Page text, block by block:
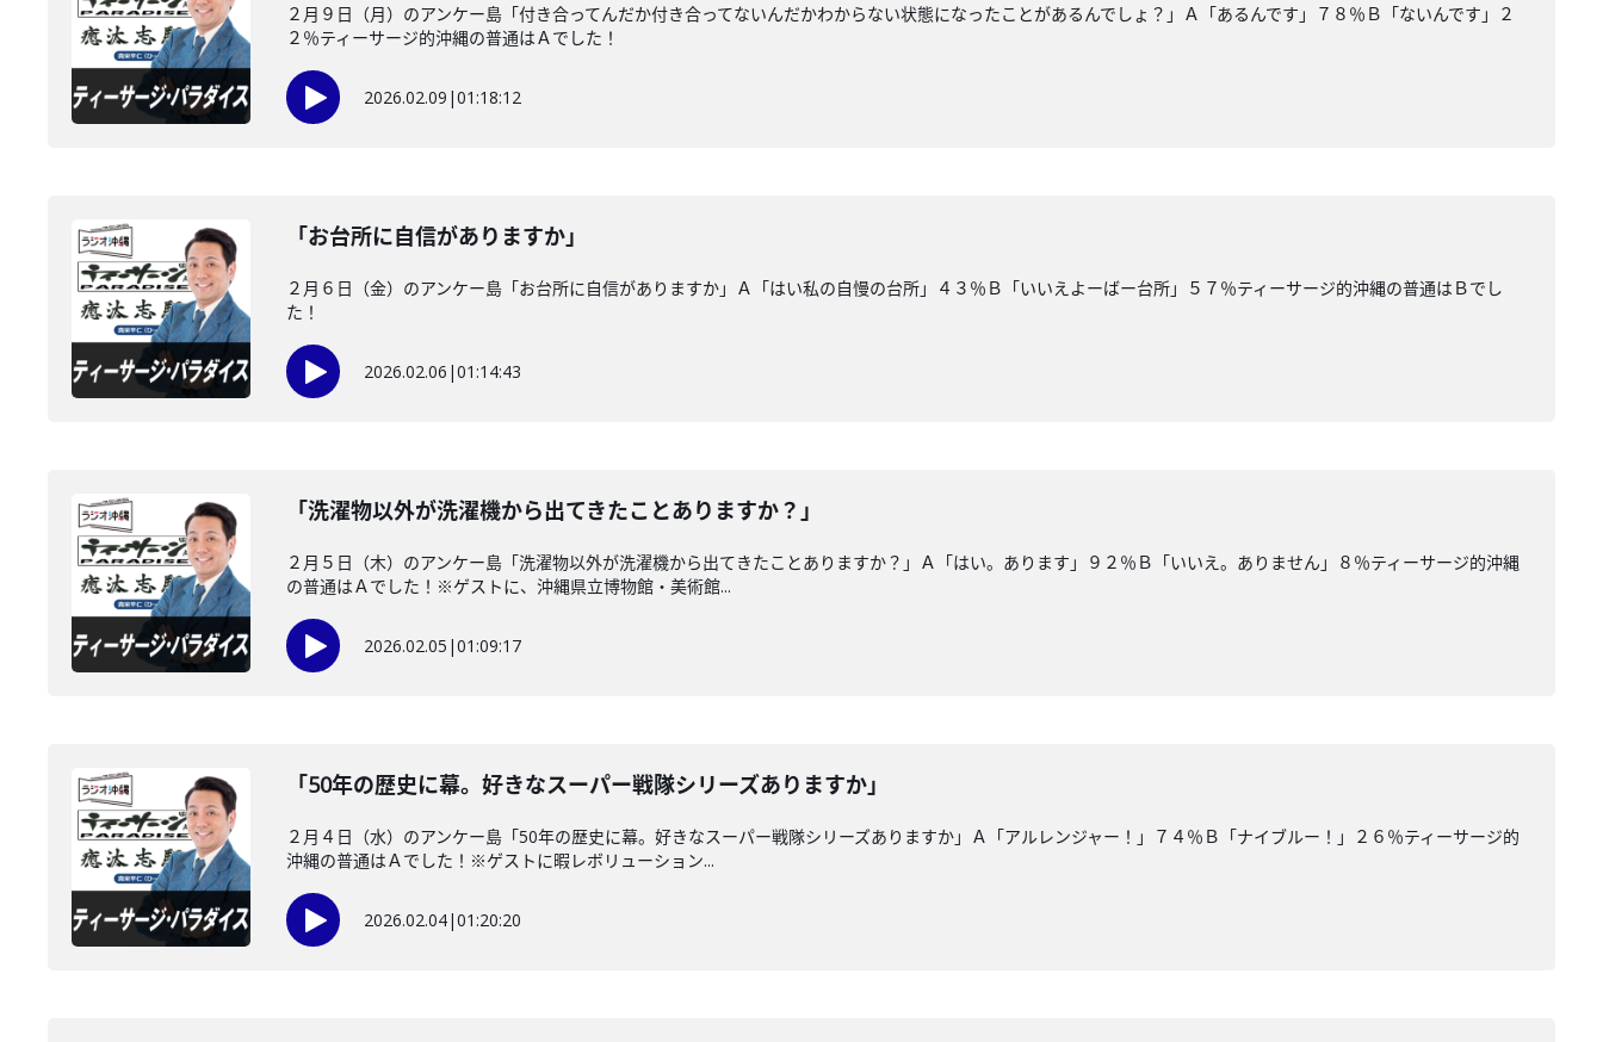
２月９日（月）のアンケー島「付き合ってんだか付き合ってないんだかわからない状態になったことがあるんでしょ？」Ａ「あるんです」７８％Ｂ「ないんです」２
２％ティーサージ的沖縄の普通はＡでした！
2026.02.09 |01:18:12
「お台所に自信がありますか」
２月６日（金）のアンケー島「お台所に自信がありますか」Ａ「はい私の自慢の台所」４３％Ｂ「いいえよーばー台所」５７％ティーサージ的沖縄の普通はＢでし
た！
2026.02.06 |01:14:43
「洗濯物以外が洗濯機から出てきたことありますか？」
２月５日（木）のアンケー島「洗濯物以外が洗濯機から出てきたことありますか？」Ａ「はい。あります」９２％Ｂ「いいえ。ありません」８％ティーサージ的沖縄
の普通はＡでした！※ゲストに、沖縄県立博物館・美術館...
2026.02.05 |01:09:17
「50年の歴史に幕。好きなスーパー戦隊シリーズありますか」
２月４日（水）のアンケー島「50年の歴史に幕。好きなスーパー戦隊シリーズありますか」Ａ「アルレンジャー！」７４％Ｂ「ナイブルー！」２６％ティーサージ的
沖縄の普通はＡでした！※ゲストに暇レボリューション...
2026.02.04|01:20:20